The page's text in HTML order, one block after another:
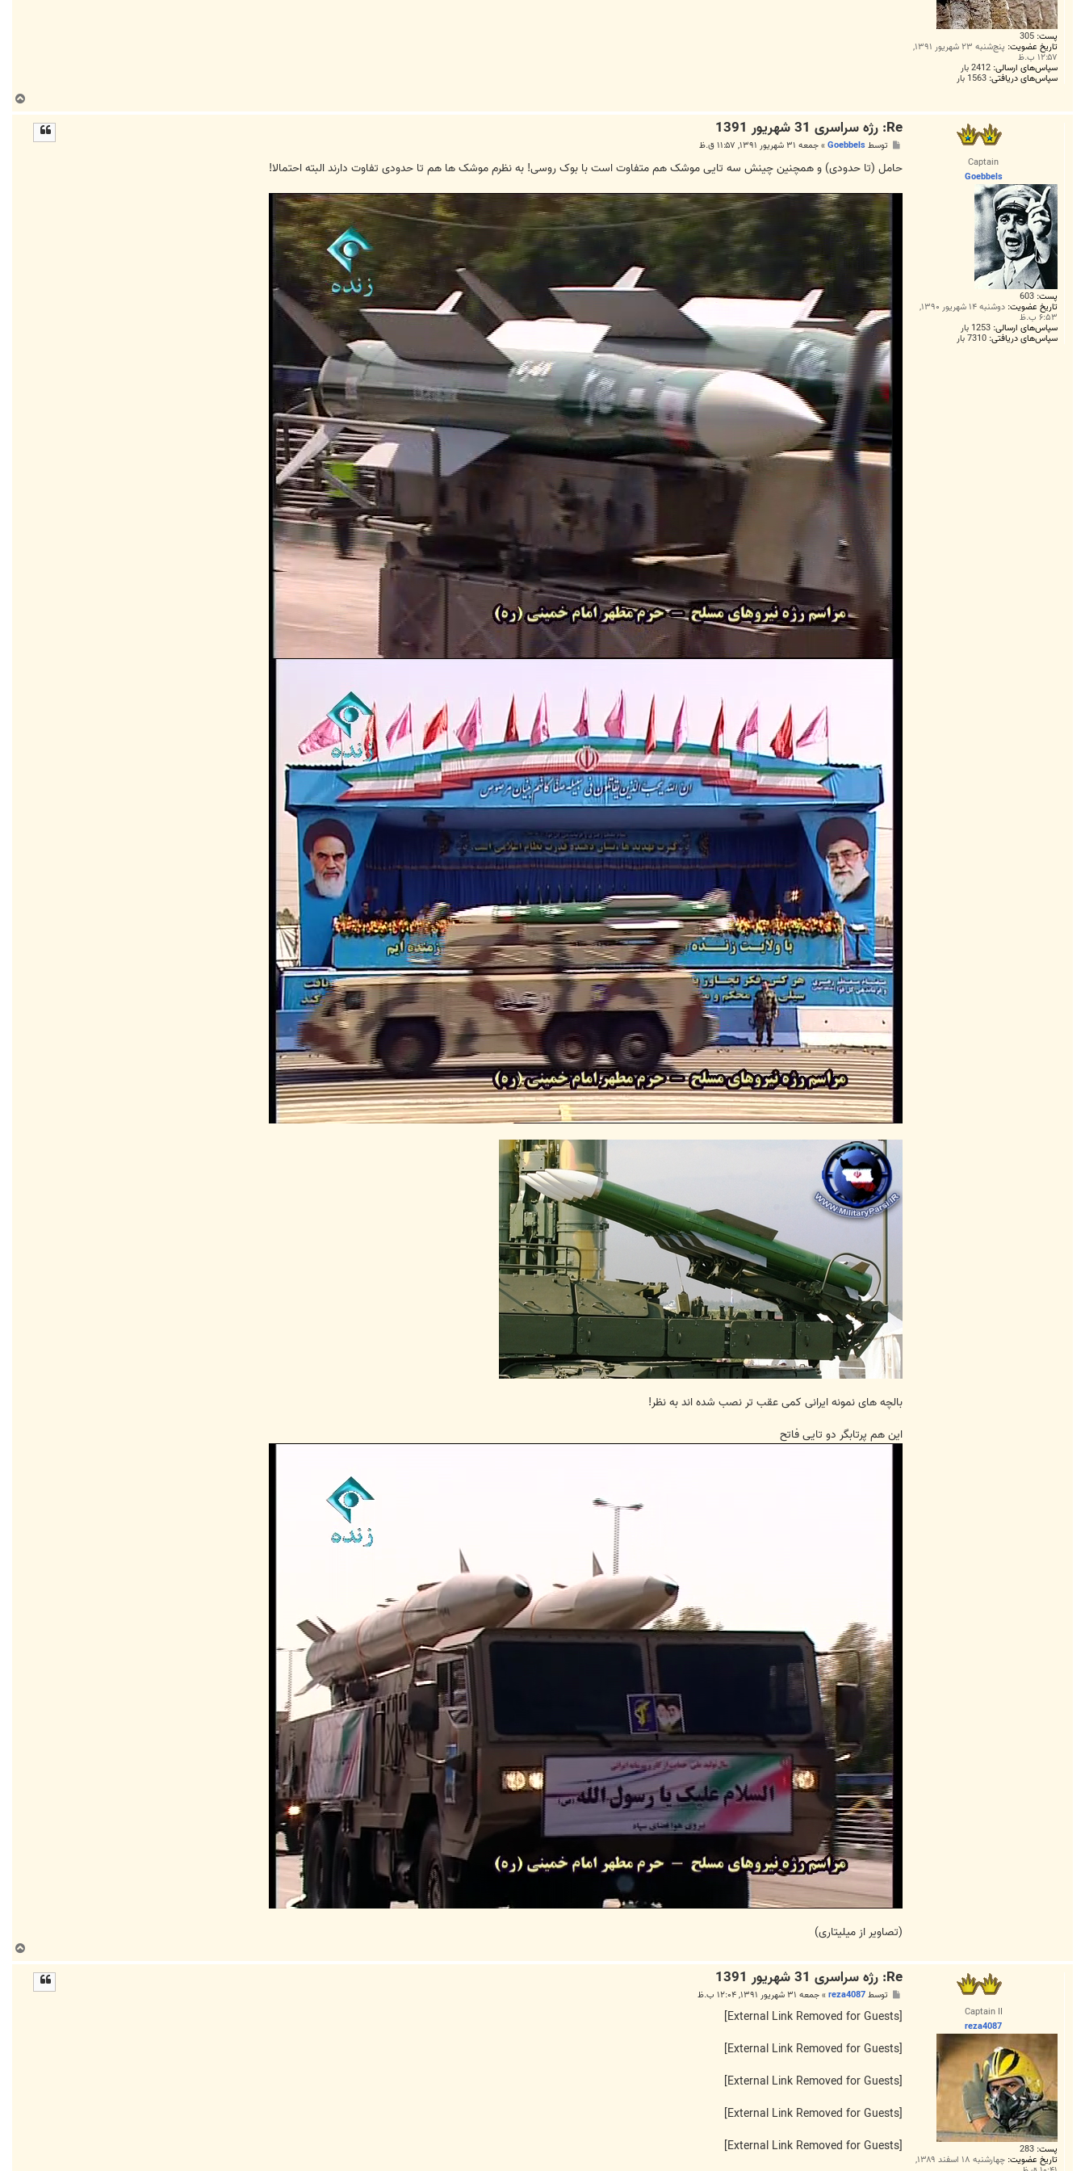
پست: 305
تاریخ عضویت: پنج‌شنبه ۲۳ شهریور ۱۳۹۱,
۱۲:۵۷ ب.ظ
سپاس‌های ارسالی: 2412 بار
سپاس‌های دریافتی: 1563 بار
ا
Captain
Goebbels
پست: 603
تاریخ عضویت: دوشنبه ۱۴ شهریور ۱۳۹۰,
۶:۵۳ ب.ظ
سپاس‌های ارسالی: 1253 بار
سپاس‌های دریافتی: 7310 بار
Re: رژه سراسری 31 شهریور 1391
ت
توسطGoebbels
»جمعه ۳۱ شهریور ۱۳۹۱, ۱۱:۵۷ ق.ظ
حامل (تا حدودی) و همچنین چینش سه تایی موشک هم متفاوت است با بوک روسی! به نظرم موشک ها هم تا حدودی تفاوت دارند البته احتمالا!
بالچه های نمونه ایرانی کمی عقب تر نصب شده اند به نظر!
این هم پرتابگر دو تایی فاتح
(تصاویر از میلیتاری)
ا
Captain II
reza4087
پست: 283
تاریخ عضویت: چهارشنبه ۱۸ اسفند ۱۳۸۹,
Re: رژه سراسری 31 شهریور 1391
ت
توسطreza4087
»جمعه ۳۱ شهریور ۱۳۹۱, ۱۲:۰۴ ب.ظ
[External Link Removed for Guests]
[External Link Removed for Guests]
[External Link Removed for Guests]
[External Link Removed for Guests]
[External Link Removed for Guests]